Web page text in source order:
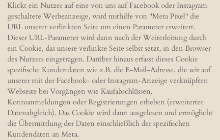
Klickt ein Nutzer auf eine von uns auf Facebook oder Instagram
geschaltete Werbeanzeige, wird mithilfe von "Meta Pixel" die
URL unserer verlinkten Seite um einen Parameter erweitert.
Dieser URL-Parameter wird dann nach der Weiterleitung durch
ein Cookie, das unsere verlinkte Seite selbst setzt, in den Browser
des Nutzers eingetragen. Darüber hinaus erfasst dieses Cookie
spezifische Kundendaten wie z.B. die E-Mail-Adresse, die wir auf
unserer mit der Facebook- oder Instagram-Anzeige verknüpften
Webseite bei Vorgängen wie Kaufabschlüssen,
Kontoanmeldungen oder Registrierungen erheben (erweiterter
Datenabgleich). Das Cookie wird dann ausgelesen und ermöglicht
die Übermittlung der Daten einschließlich der spezifischen
Kundendaten an Meta.